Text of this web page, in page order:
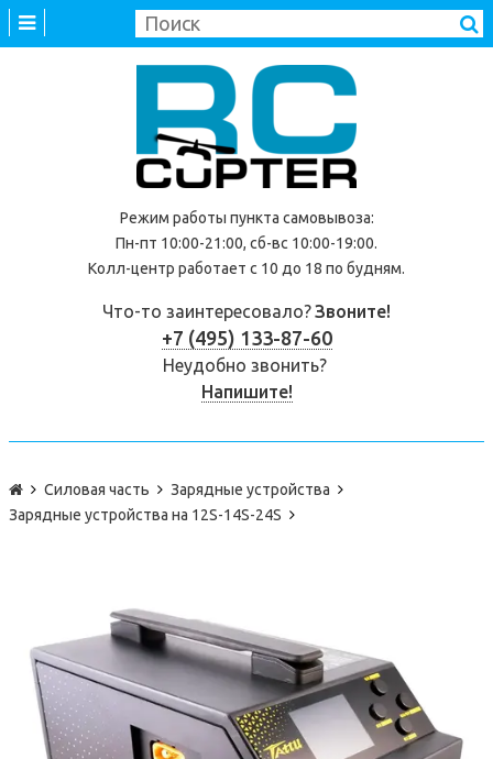
Режим работы пункта самовывоза:
Пн-пт 10:00-21:00, сб-вс 10:00-19:00.
Колл-центр работает с 10 до 18 по будням.
Что-то заинтересовало?Звоните!
+7 (495) 133-87-60
Неудобно звонить?
Напишите!
Силовая часть
Зарядные устройства
Зарядные устройства на 12S-14S-24S